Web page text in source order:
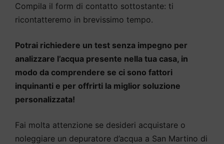
Compila il form di contatto sottostante: ti
ricontatteremo in brevissimo tempo.
Potrai richiedere un test senza impegno per
analizzare l’acqua presente nella tua casa, in
modo da comprendere se ci sono fattori
inquinanti e per offrirti la miglior soluzione
personalizzata!
Fai molta attenzione se desideri acquistare o
noleggiare un depuratore d’acqua a San Martino di